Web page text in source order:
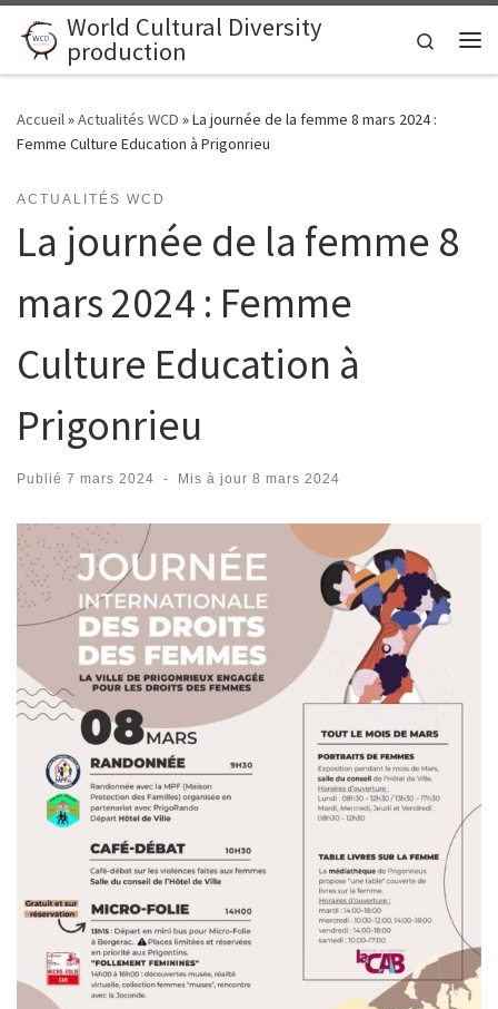
Skip to content
World Cultural Diversity
production
Search
Accueil»Actualités WCD »La journée de la femme 8 mars 2024 :
Femme Culture Education à Prigonrieu
ACTUALITÉS WCD
La journée de la femme 8
mars 2024 : Femme
Culture Education à
Prigonrieu
Publié 7 mars 2024 - Mis à jour 8 mars 2024